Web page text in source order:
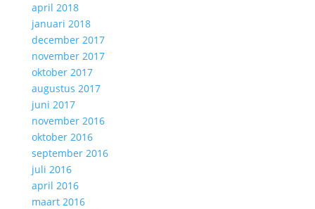
april 2018
januari 2018
december 2017
november 2017
oktober 2017
augustus 2017
juni 2017
november 2016
oktober 2016
september 2016
juli 2016
april 2016
maart 2016